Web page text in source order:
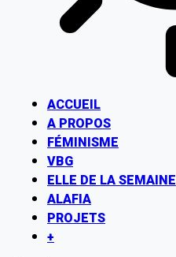
ACCUEIL
A PROPOS
FÉMINISME
VBG
ELLE DE LA SEMAINE
ALAFIA
PROJETS
+